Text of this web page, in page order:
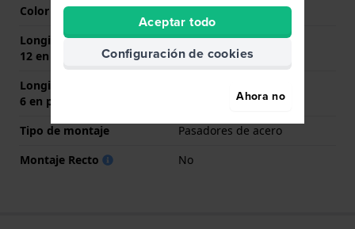
Color del cierre
Rojo
Longitud de la correa a las
12 en punto (mm)
75 mm
Longitud de la correa a las
6 en punto (mm)
Tipo de montaje
Pasadores de acero
Montaje Recto
No
Aceptar todo
Configuración de cookies
Ahora no